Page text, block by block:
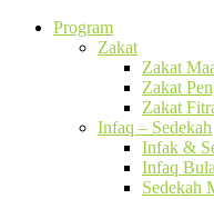
Program
Zakat
Zakat
Zakat
Zakat
Infaq – Sedekah
Infak &
Infaq
Sedekah